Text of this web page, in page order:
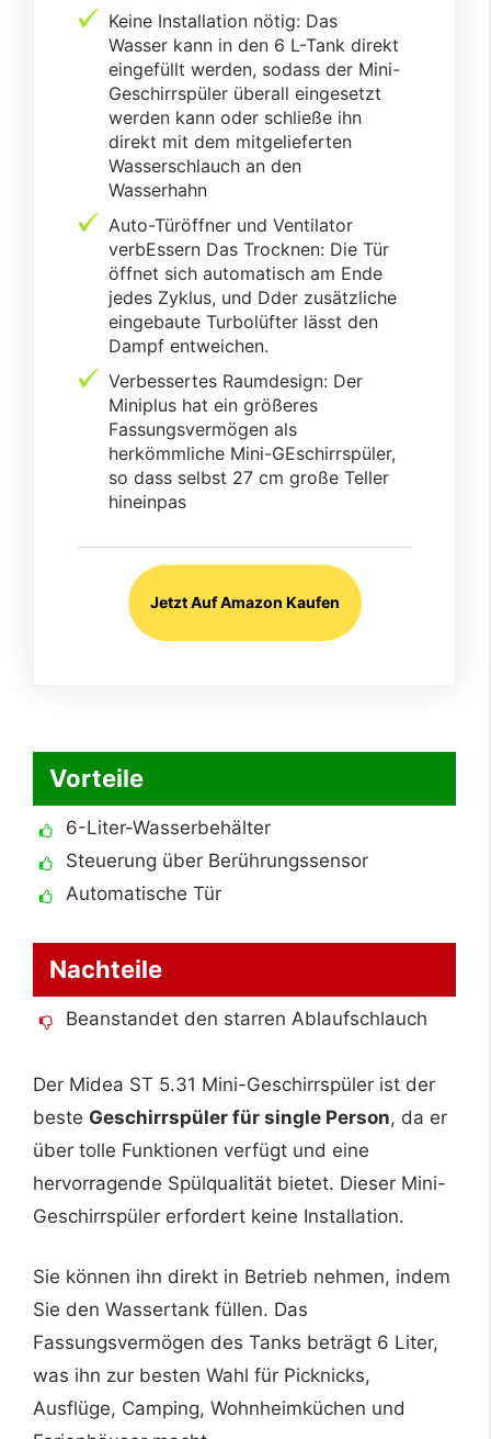
Keine Installation nötig: Das
Wasser kann in den 6 L-Tank direkt
eingefüllt werden, sodass der Mini-
Geschirrspüler überall eingesetzt
werden kann oder schließe ihn
direkt mit dem mitgelieferten
Wasserschlauch an den
Wasserhahn
Auto-Türöffner und Ventilator
verbEssern Das Trocknen: Die Tür
öffnet sich automatisch am Ende
jedes Zyklus, und Dder zusätzliche
eingebaute Turbolüfter lässt den
Dampf entweichen.
Verbessertes Raumdesign: Der
Miniplus hat ein größeres
Fassungsvermögen als
herkömmliche Mini-GEschirrspüler,
so dass selbst 27 cm große Teller
hineinpas
Jetzt Auf Amazon Kaufen
Vorteile
6-Liter-Wasserbehälter
Steuerung über Berührungssensor
Automatische Tür
Nachteile
Beanstandet den starren Ablaufschlauch
Der Midea ST 5.31 Mini-Geschirrspüler ist der
beste Geschirrspüler für single Person, da er
über tolle Funktionen verfügt und eine
hervorragende Spülqualität bietet. Dieser Mini-
Geschirrspüler erfordert keine Installation.
Sie können ihn direkt in Betrieb nehmen, indem
Sie den Wassertank füllen. Das
Fassungsvermögen des Tanks beträgt 6 Liter,
was ihn zur besten Wahl für Picknicks,
Ausflüge, Camping, Wohnheimküchen und